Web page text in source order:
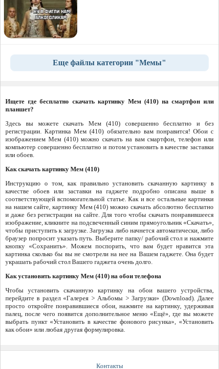
Еще файлы категории "Мемы"
Ищете где бесплатно скачать картинку Мем (410) на смартфон или
планшет?
Здесь вы можете скачать Мем (410) совершенно бесплатно и без
регистрации. Картинка Мем (410) обязательно вам понравится! Обои с
изображением Мем (410) можно скачать на вам смартфон, телефон или
компьютер совершенно бесплатно и потом установить в качестве заставки
или обоев.
Как скачать картинку Мем (410)
Инструкцию о том, как правильно установить скачанную картинку в
качестве обоев или заставки на гаджете подробно описана выше в
соответствующей вспомогательной статье. Как и все остальные картинки
на нашем сайте, картинку Мем (410) можно скачать абсолютно бесплатно
и даже без регистрации на сайте. Для того чтобы скачать понравившееся
изображение, кликните на подсвеченный синим прямоугольник «Скачать»,
чтобы приступить к загрузке. Загрузка либо начнется автоматически, либо
браузер попросит указать путь. Выберите папку/ рабочий стол и нажмите
кнопку «Сохранить». Можем поспорить, что вам будет нравится эта
картинка сколько бы вы не смотрели на нее на Вашем гаджете. Она будет
украшать рабочий стол Вашего гаджета очень долго.
Как установить картинку Мем (410) на обои телефона
Чтобы установить скачанную картинку на обои вашего устройства,
перейдите в раздел «Галерея > Альбомы > Загрузки» (Download). Далее
просто откройте понравившиеся обои, нажмите на картинку, удерживая
палец, после чего появится дополнительное меню «Ещё», где вы можете
выбрать пункт «Установить в качестве фонового рисунка», «Установить
как обои» или любая другая формулировка.
Контакты